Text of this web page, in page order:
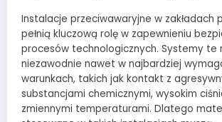
Instalacje przeciwawaryjne w zakładach
pełnią kluczową rolę w zapewnieniu
procesów technologicznych. Systemy te
niezawodnie nawet w najbardziej
warunkach, takich jak kontakt z
substancjami chemicznymi, wysokim
zmiennymi temperaturami. Dlatego